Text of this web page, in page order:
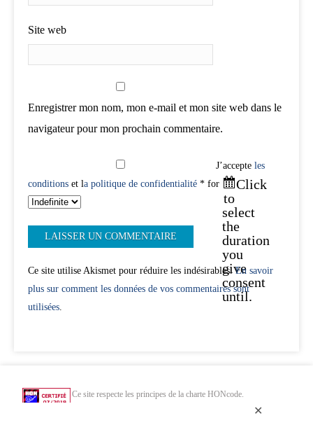
✕
Site web
Enregistrer mon nom, mon e-mail et mon site web dans le
navigateur pour mon prochain commentaire.
J’accepte les
conditions et la politique de confidentialité * for
Click
to
select
the
duration
you
give
consent
until.
Ce site utilise Akismet pour réduire les indésirables.En savoir
plus sur comment les données de vos commentaires sont
utilisées
Ce site respecte les principes de la charte HONcode.